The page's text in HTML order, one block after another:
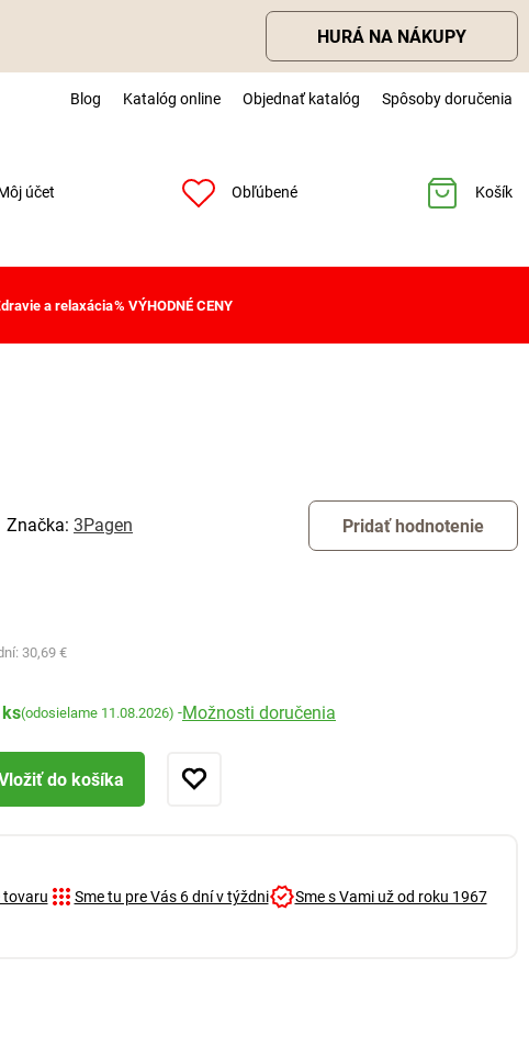
HURÁ NA NÁKUPY
Blog Katalóg online Objednať katalóg Spôsoby doručenia
účet Obľúbené Košík
a relaxácia% VÝHODNÉ CENY
Značka: 3Pagen Pridať hodnotenie
30,69 €
(odosielame 11.08.2026) -Možnosti doručenia
do košíka
tovaru Sme tu pre Vás 6 dní v týždni Sme s Vami už od roku 1967